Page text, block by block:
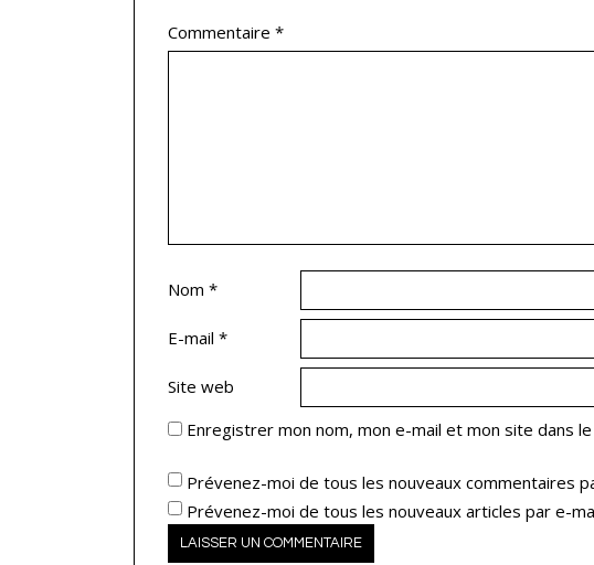
Commentaire *
Nom *
E-mail *
Site web
Enregistrer mon nom, mon e-mail et mon site dans
Prévenez-moi de tous les nouveaux commentaires
Prévenez-moi de tous les nouveaux articles par e-